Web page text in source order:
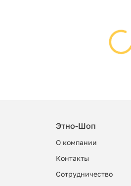
Этно-Шоп
О компании
Контакты
Сотрудничество